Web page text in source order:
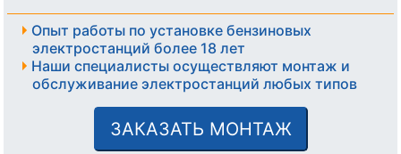
Опыт работы по установке бензиновых
электростанций более 18 лет
Наши специалисты осуществляют монтаж и
обслуживание электростанций любых типов
ЗАКАЗАТЬ МОНТАЖ